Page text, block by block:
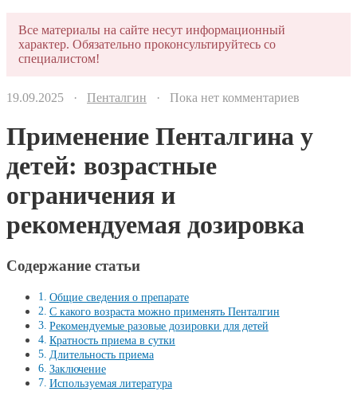
Все материалы на сайте несут информационный
характер. Обязательно проконсультируйтесь со
специалистом!
19.09.2025 · Пенталгин · Пока нет комментариев
Применение Пенталгина у
детей: возрастные
ограничения и
рекомендуемая дозировка
Содержание статьи
Общие сведения о препарате
С какого возраста можно применять Пенталгин
Рекомендуемые разовые дозировки для детей
Кратность приема в сутки
Длительность приема
Заключение
Используемая литература